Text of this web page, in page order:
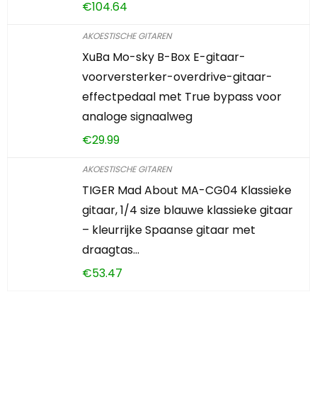
€104.64
AKOESTISCHE GITAREN
XuBa Mo-sky B-Box E-gitaar-
voorversterker-overdrive-gitaar-
effectpedaal met True bypass voor
analoge signaalweg
€29.99
AKOESTISCHE GITAREN
TIGER Mad About MA-CG04 Klassieke
gitaar, 1/4 size blauwe klassieke gitaar
– kleurrijke Spaanse gitaar met
draagtas…
€53.47